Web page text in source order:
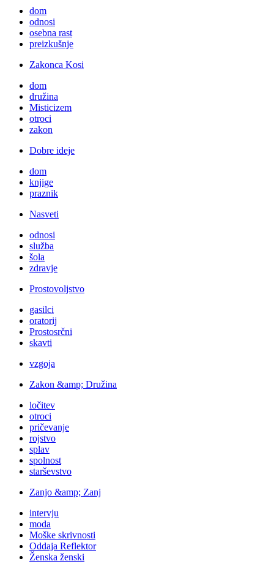
dom
odnosi
osebna rast
preizkušnje
Zakonca Kosi
dom
družina
Misticizem
otroci
zakon
Dobre ideje
dom
knjige
praznik
Nasveti
odnosi
služba
šola
zdravje
Prostovoljstvo
gasilci
oratorij
Prostosrčni
skavti
vzgoja
Zakon &amp; Družina
ločitev
otroci
pričevanje
rojstvo
splav
spolnost
starševstvo
Zanjo &amp; Zanj
intervju
moda
Moške skrivnosti
Oddaja Reflektor
Ženska ženski